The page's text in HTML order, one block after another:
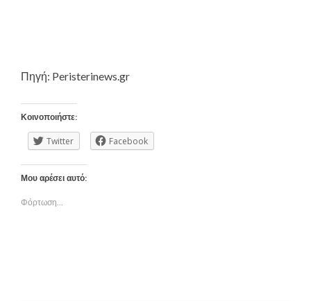
Πηγή: Peristerinews.gr
Κοινοποιήστε:
Twitter Facebook
Μου αρέσει αυτό:
Φόρτωση...